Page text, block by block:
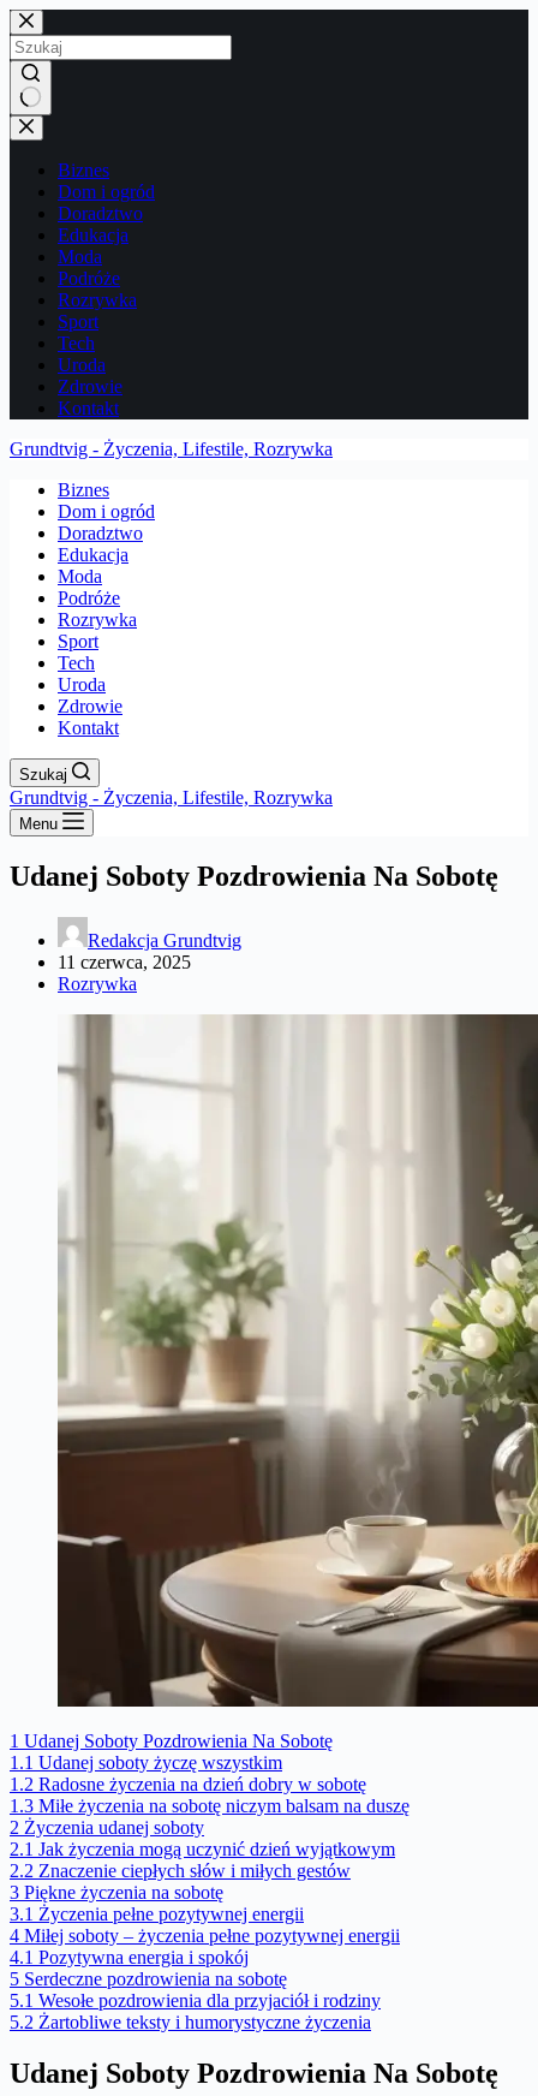
Przejdź
do
treści
Brak
wyników
Biznes
Dom i ogród
Doradztwo
Edukacja
Moda
Podróże
Rozrywka
Sport
Tech
Uroda
Zdrowie
Kontakt
Grundtvig - Życzenia, Lifestile, Rozrywka
Biznes
Dom i ogród
Doradztwo
Edukacja
Moda
Podróże
Rozrywka
Sport
Tech
Uroda
Zdrowie
Kontakt
Szukaj
Grundtvig - Życzenia, Lifestile, Rozrywka
Menu
Udanej Soboty Pozdrowienia Na Sobotę
Redakcja Grundtvig
11 czerwca, 2025
Rozrywka
1 Udanej Soboty Pozdrowienia Na Sobotę
1.1 Udanej soboty życzę wszystkim
1.2 Radosne życzenia na dzień dobry w sobotę
1.3 Miłe życzenia na sobotę niczym balsam na duszę
2 Życzenia udanej soboty
2.1 Jak życzenia mogą uczynić dzień wyjątkowym
2.2 Znaczenie ciepłych słów i miłych gestów
3 Piękne życzenia na sobotę
3.1 Życzenia pełne pozytywnej energii
4 Miłej soboty – życzenia pełne pozytywnej energii
4.1 Pozytywna energia i spokój
5 Serdeczne pozdrowienia na sobotę
5.1 Wesołe pozdrowienia dla przyjaciół i rodziny
5.2 Żartobliwe teksty i humorystyczne życzenia
Udanej Soboty Pozdrowienia Na Sobotę